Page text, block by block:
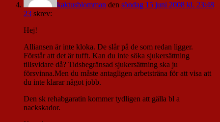
kaktusblomman den söndag 15 juni 2008 kl. 23:48
23 skrev:
Hej!
Alliansen är inte kloka. De slår på de som redan ligger.
Förstår att det är tufft. Kan du inte söka sjukersättning
tillsvidare då? Tidsbegränsad sjukersättning ska ju
försvinna.Men du måste antagligen arbetsträna för att visa att
du inte klarar något jobb.
Den sk rehabgaratin kommer tydligen att gälla bl a
nackskador.